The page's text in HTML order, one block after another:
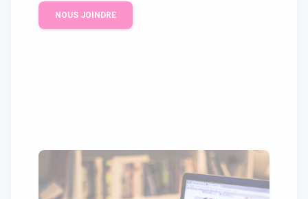
NOUS JOINDRE